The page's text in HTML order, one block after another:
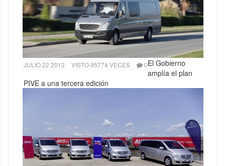
JULIO 22 2013 VISTO 95774 VECES 0El Gobierno
amplía el plan
PIVE a una tercera edición